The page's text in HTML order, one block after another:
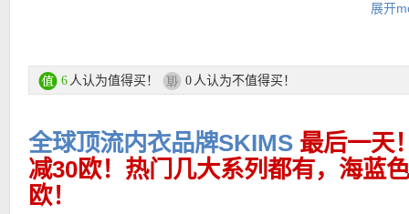
小巧迷你，但功效满满，每一支都是肌肤能量满格的高浓度精华。
THE ORDINARY 咖啡因眼部精华 30ml
L’OCCITANE 护手霜 30ml
法式经典护手霜，质地柔滑不黏腻。
JO MALONE 香水 – Wood Sage & Sea Salt EDC 7ml
法式小清新香氛，木质与海盐的微妙气息。
展开
6 人认为值得买！ 0 人认为不值得买！
全球顶流内衣品牌SKIMS 最后一天
减30欧！热门几大系列都有，海蓝
欧！